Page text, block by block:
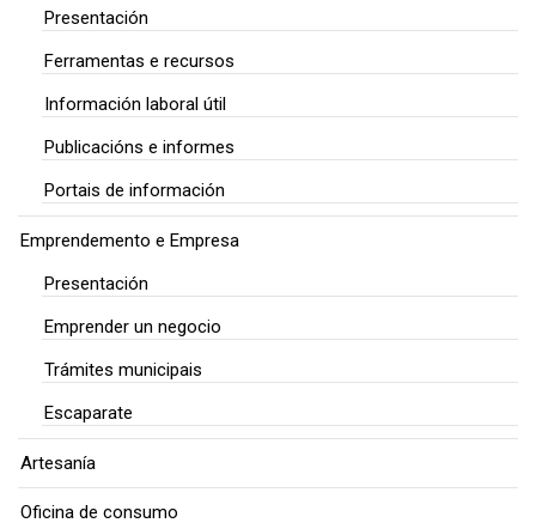
Presentación
Ferramentas e recursos
Información laboral útil
Publicacións e informes
Portais de información
Emprendemento e Empresa
Presentación
Emprender un negocio
Trámites municipais
Escaparate
Artesanía
Oficina de consumo